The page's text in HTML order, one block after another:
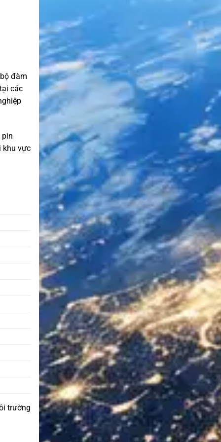
đàm
các
pin
khu vực
trường